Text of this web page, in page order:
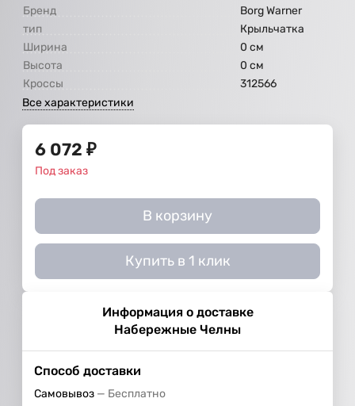
Бренд
Borg Warner
тип
Крыльчатка
Ширина
0 см
Высота
0 см
Кроссы
312566
Все характеристики
6 072 ₽
Под заказ
В корзину
Купить в 1 клик
Информация о доставке
Набережные Челны
Способ доставки
Самовывоз Бесплатно